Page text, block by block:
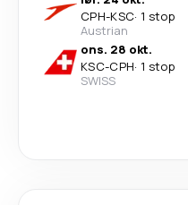
CPH-KSC· 1 stop
Austrian
ons. 28 okt.
KSC-CPH· 1 stop
SWISS